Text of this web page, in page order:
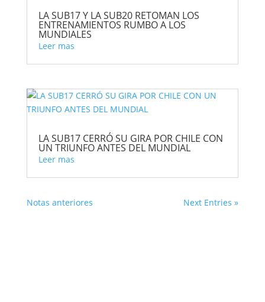
LA SUB17 Y LA SUB20 RETOMAN LOS
ENTRENAMIENTOS RUMBO A LOS
MUNDIALES
Leer mas
LA SUB17 CERRÓ SU GIRA POR CHILE CON
UN TRIUNFO ANTES DEL MUNDIAL
Leer mas
Notas anteriores Next Entries »